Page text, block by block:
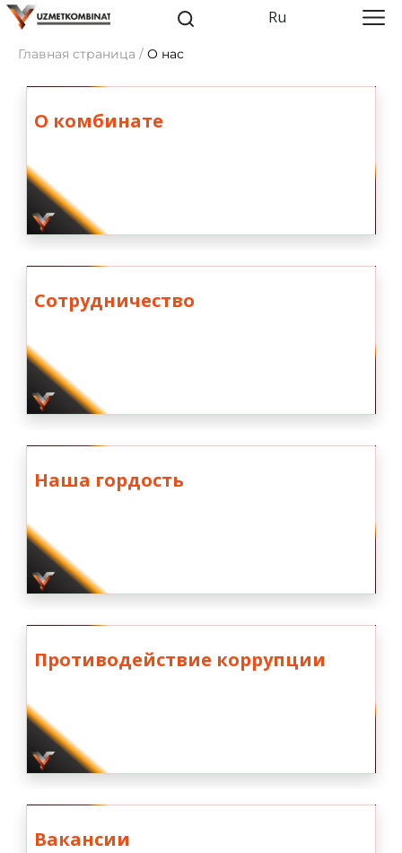
Ru
Главная страница / О нас
О комбинате
Сотрудничество
Наша гордость
Противодействие коррупции
Вакансии